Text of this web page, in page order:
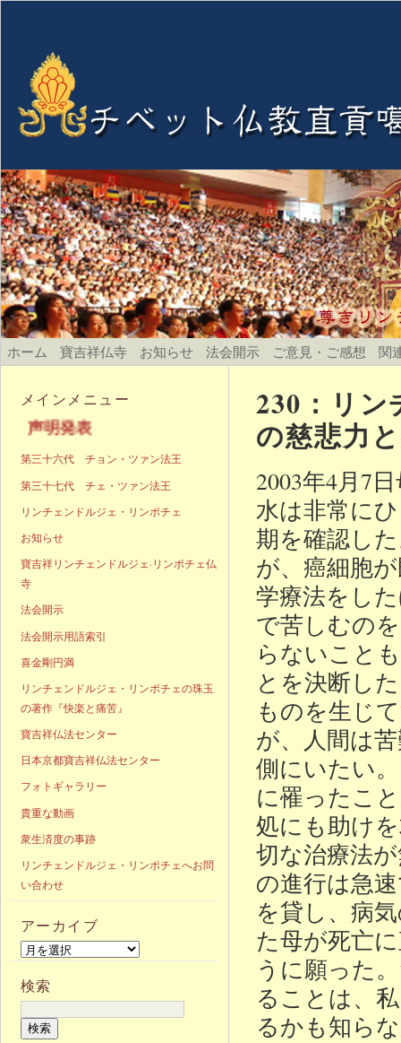
ホーム 寶吉祥仏寺 お知らせ 法会開示 ご意見・ご感想 関
230：リ
の慈悲力
2003年4月7
水は非常に
期を確認し
が、癌細胞
学療法をし
で苦しむの
らないこと
とを決断し
ものを生じ
が、人間は
側にいたい
に罹ったこ
処にも助け
切な治療法
の進行は急
を貸し、病
た母が死亡
うに願った
ることは、
るかも知ら
メインメニュー
第三十六代 チョン・ツァン法王
第三十七代 チェ・ツァン法王
リンチェンドルジェ・リンポチェ
お知らせ
寶吉祥リンチェンドルジェ·リンポチェ仏
寺
法会開示
法会開示用語索引
喜金剛円満
リンチェンドルジェ・リンポチェの珠玉
の著作『快楽と痛苦』
寶吉祥仏法センター
日本京都寶吉祥仏法センター
フォトギャラリー
貴重な動画
衆生済度の事跡
リンチェンドルジェ・リンポチェへお問
い合わせ
アーカイブ
検索